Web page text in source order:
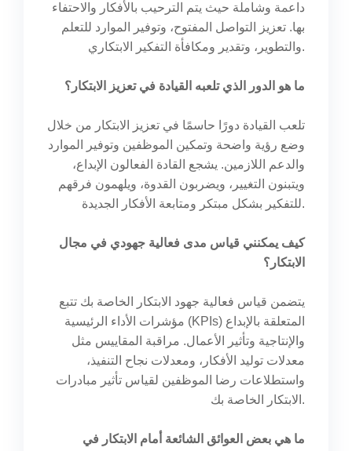
داعمة وشاملة حيث يتم الترحيب بالأفكار والاحتفاء
بها. تعزيز التواصل المفتوح، وتوفير الموارد للتعلم
والتطوير، وتقدير ومكافأة التفكير الابتكاري.
ما هو الدور الذي تلعبه القيادة في تعزيز الابتكار؟
تلعب القيادة دورًا حاسمًا في تعزيز الابتكار من خلال
وضع رؤية واضحة وتمكين الموظفين وتوفير الموارد
والدعم اللازمين. يشجع القادة الفعالون الإبداع،
ويتبنون التغيير، ويضربون القدوة، ويلهمون فرقهم
للتفكير بشكل مبتكر ومتابعة الأفكار الجديدة.
كيف يمكنني قياس مدى فعالية جهودي في مجال
الابتكار؟
يتضمن قياس فعالية جهود الابتكار الخاصة بك تتبع
مؤشرات الأداء الرئيسية (KPIs) المتعلقة بالإبداع
والإنتاجية وتأثير الأعمال. مراقبة المقاييس مثل
معدلات توليد الأفكار، ومعدلات نجاح التنفيذ،
واستطلاعات رضا الموظفين لقياس تأثير مبادرات
الابتكار الخاصة بك.
ما هي بعض العوائق الشائعة أمام الابتكار في